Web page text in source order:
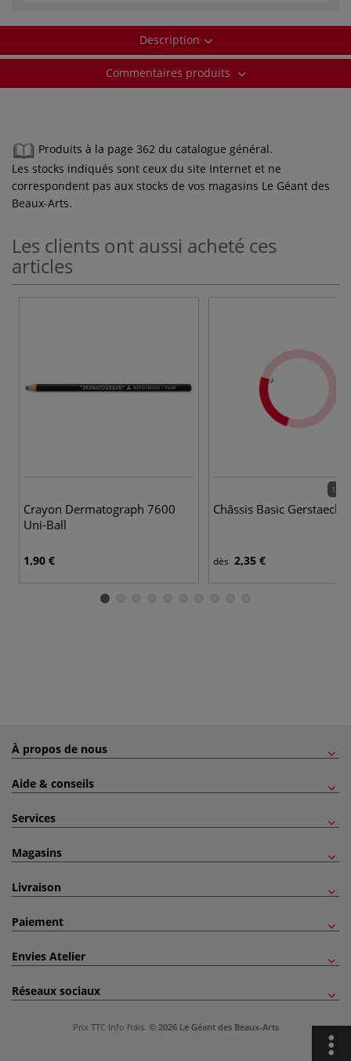
Description
Commentaires produits
Produits à la page 362 du catalogue général.
Les stocks indiqués sont ceux du site Internet et ne
correspondent pas aux stocks de vos magasins Le Géant des
Beaux-Arts.
Les clients ont aussi acheté ces
articles
Crayon Dermatograph 7600
Uni-Ball
1,90 €
164
Châssis Basic Gerstaecker
dès 2,35 €
À propos de nous
Aide & conseils
Services
Magasins
Livraison
Paiement
Envies Atelier
Réseaux sociaux
Prix TTC Info frais. © 2026 Le Géant des Beaux-Arts